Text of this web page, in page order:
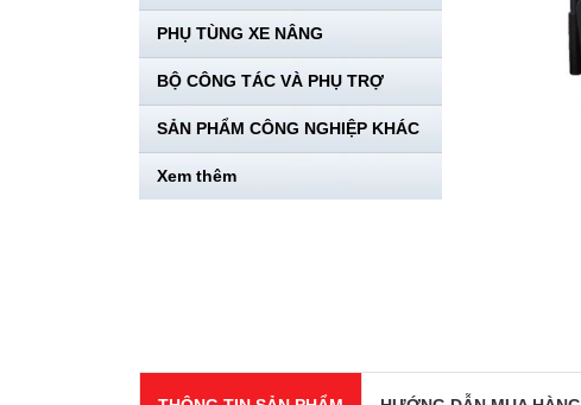
PHỤ TÙNG XE NÂNG
BỘ CÔNG TÁC VÀ PHỤ TRỢ
SẢN PHẨM CÔNG NGHIỆP KHÁC
Xem thêm